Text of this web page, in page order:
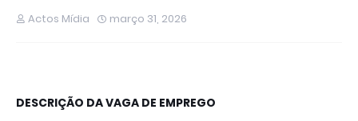
Actos Mídia março 31, 2026
DESCRIÇÃO DA VAGA DE EMPREGO